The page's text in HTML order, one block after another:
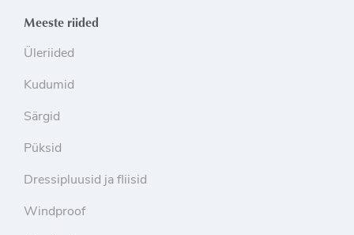
Meeste riided
Üleriided
Kudumid
Särgid
Püksid
Dressipluusid ja fliisid
Windproof